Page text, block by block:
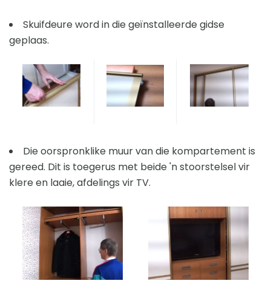
Skuifdeure word in die geïnstalleerde gidse
geplaas.
Die oorspronklike muur van die kompartement is
gereed. Dit is toegerus met beide 'n stoorstelsel vir
klere en laaie, afdelings vir TV.